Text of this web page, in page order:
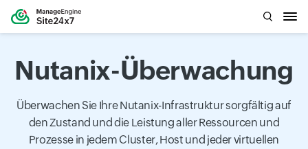
Nutanix-Überwachung
Überwachen Sie Ihre Nutanix-Infrastruktur sorgfältig auf
den Zustand und die Leistung aller Ressourcen und
Prozesse in jedem Cluster, Host und jeder virtuellen